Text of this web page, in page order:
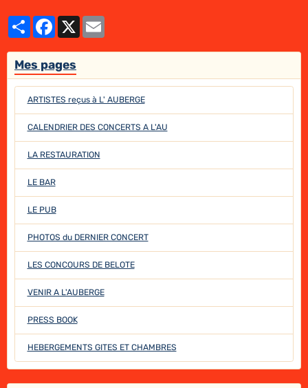
PartagerFacebook
X
Mes pages
ARTISTES reçus à L' AUBERGE
CALENDRIER DES CONCERTS A L'AU
LA RESTAURATION
LE BAR
LE PUB
PHOTOS du DERNIER CONCERT
LES CONCOURS DE BELOTE
VENIR A L'AUBERGE
PRESS BOOK
HEBERGEMENTS GITES ET CHAMBRES